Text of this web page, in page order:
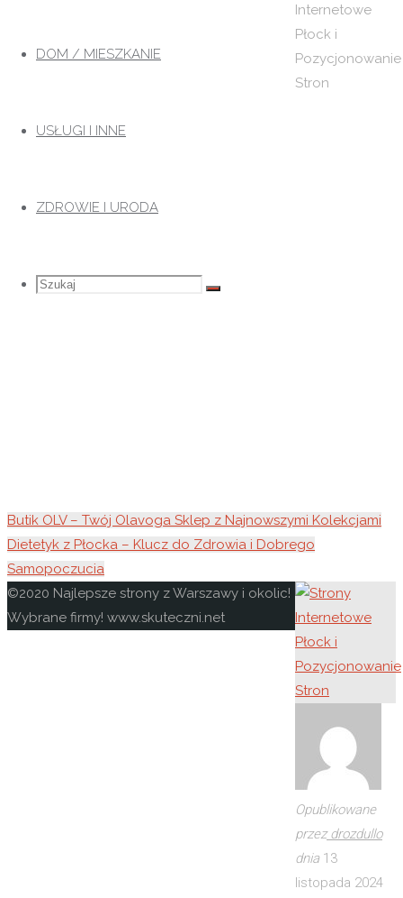
DOM / MIESZKANIE
USŁUGI I INNE
ZDROWIE I URODA
Szukaj
Szukaj:
Szukaj
Internetowe
Płock i
Pozycjonowanie
Stron
Butik OLV – Twój Olavoga Sklep z Najnowszymi Kolekcjami
Dietetyk z Płocka – Klucz do Zdrowia i Dobrego
Samopoczucia
Opublikowane
przez drozdullo
dnia 13
listopada 2024
Powrót
na
©2020 Najlepsze strony z Warszawy i okolic!
Wybrane firmy! www.skuteczni.net